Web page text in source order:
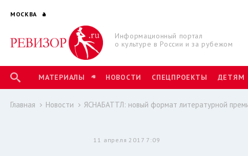
МОСКВА
Информационный портал
о культуре в России и за рубежом
МАТЕРИАЛЫ НОВОСТИ СПЕЦПРОЕКТЫ ДЕТЯМ
Главная Новости ЯСНАБАТТЛ: новый формат литературной
11 апреля 2017 7:09